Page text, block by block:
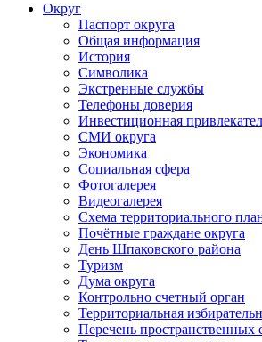
Округ
Паспорт округа
Общая информация
История
Символика
Экстренные службы
Телефоны доверия
Инвестиционная
СМИ округа
Экономика
Социальная сфера
Фотогалерея
Видеогалерея
Схема территориального
Почётные граждане округа
День Шпаковского района
Туризм
Дума округа
Контрольно счетный орган
Территориальная
Перечень пространственных